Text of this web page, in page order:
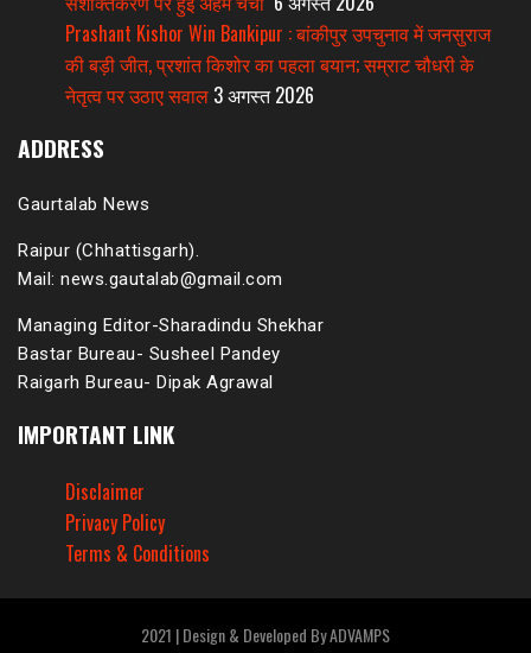
Prashant Kishor Win Bankipur : बांकीपुर उपचुनाव में जनसुराज
की बड़ी जीत, प्रशांत किशोर का पहला बयान; सम्राट चौधरी के
नेतृत्व पर उठाए सवाल 3 अगस्त 2026
ADDRESS
Gaurtalab News
Raipur (Chhattisgarh).
Mail: news.gautalab@gmail.com
Managing Editor-Sharadindu Shekhar
Bastar Bureau- Susheel Pandey
Raigarh Bureau- Dipak Agrawal
IMPORTANT LINK
Disclaimer
Privacy Policy
Terms & Conditions
2021 | Design & Developed By ADVAMPS